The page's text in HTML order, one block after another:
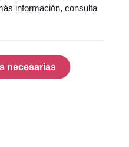
información, consulta
necesarias
solo las cookies necesarias